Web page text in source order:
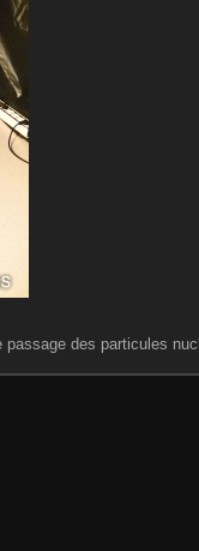
des particules